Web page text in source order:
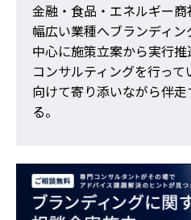
金融・食品・エネルギー商
幅広い業種へブランディ
中心に施策立案から実行
コンサルティングを行っ
向けて寄り添いながら伴
る。